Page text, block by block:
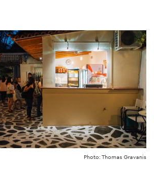
Photo: Thomas Gravanis